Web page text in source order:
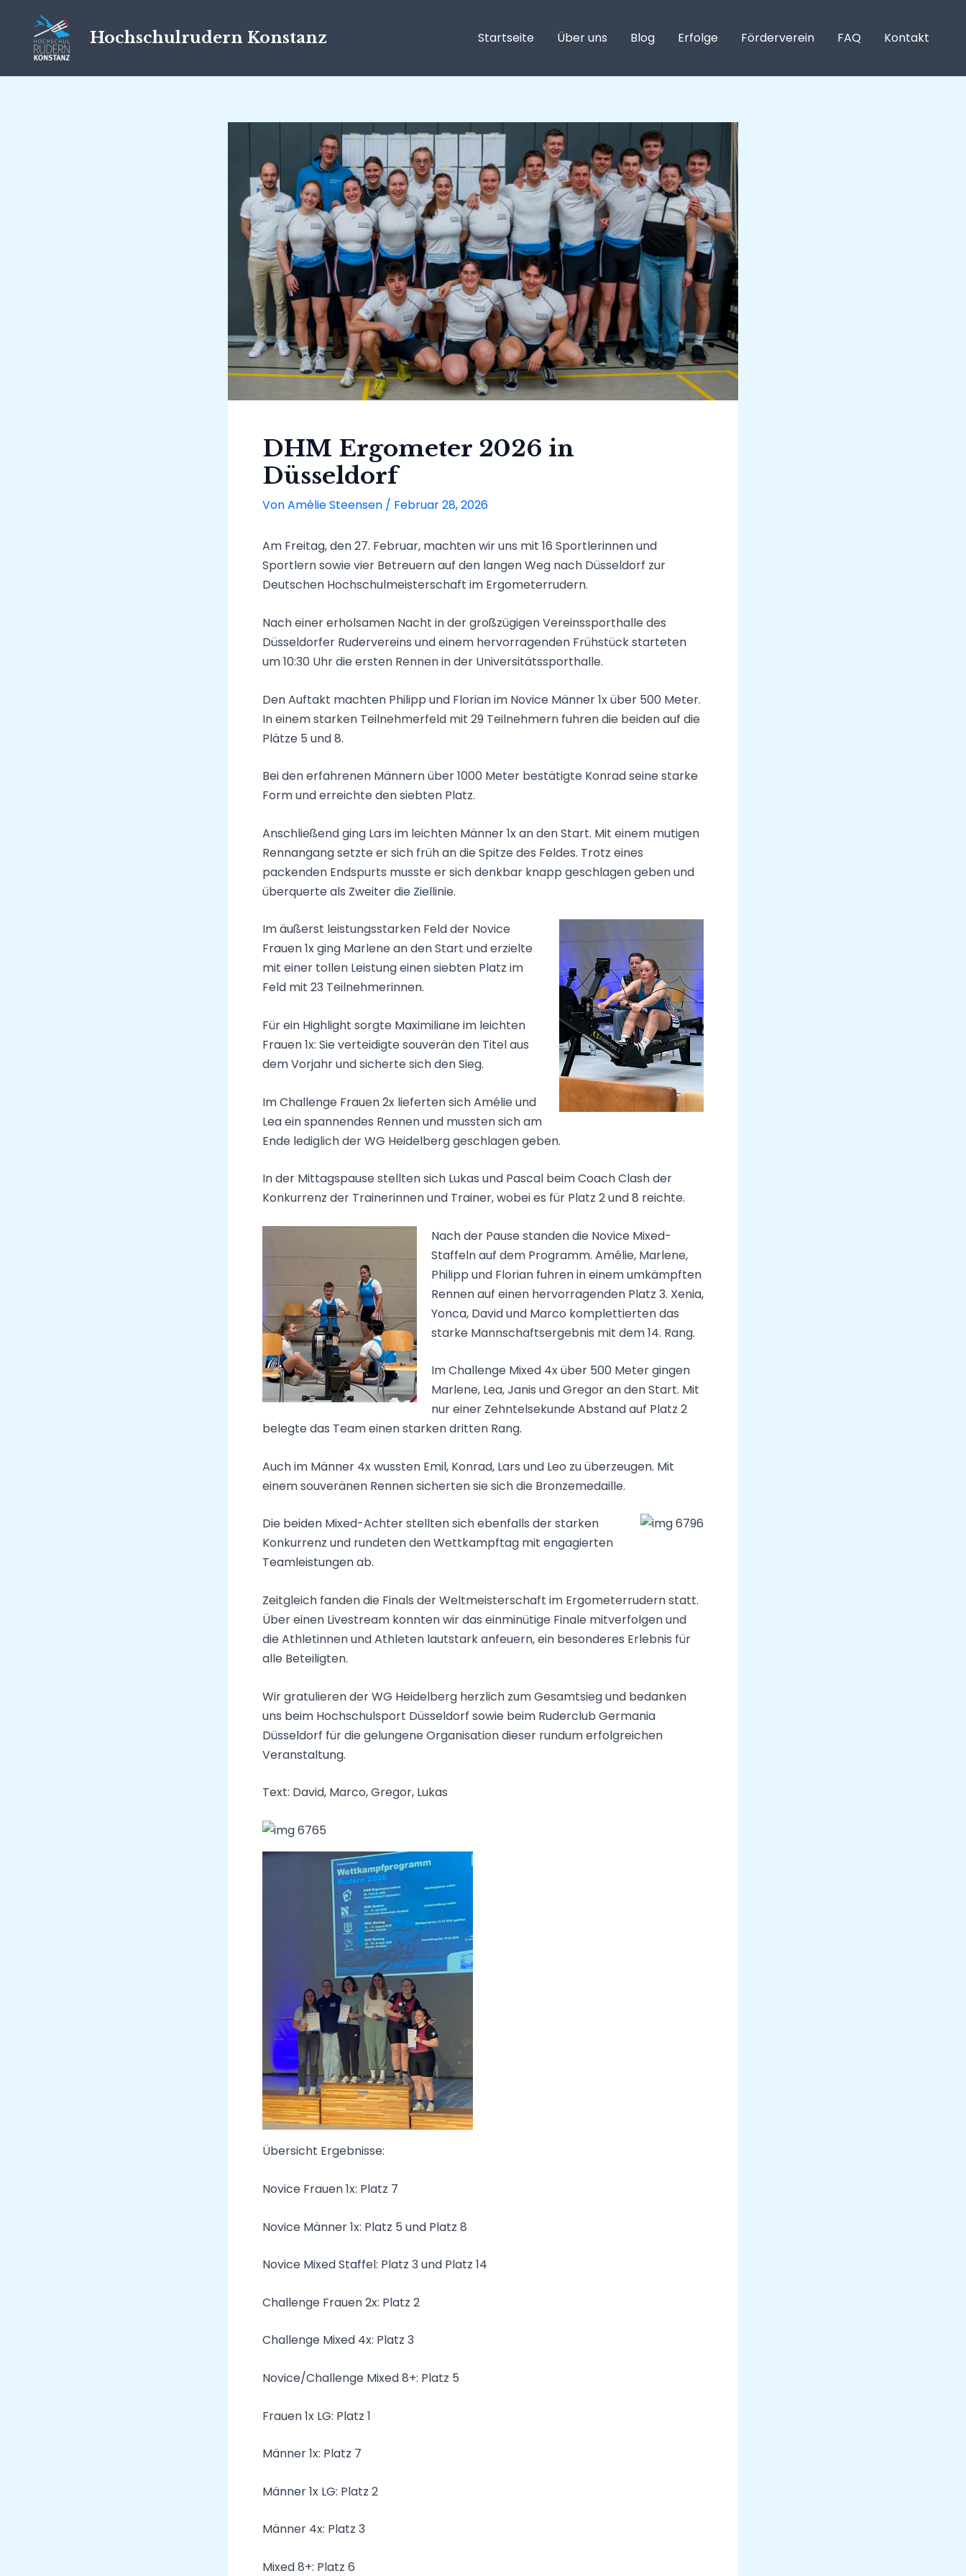
springen
Hochschulrudern Konstanz Startseite Über uns Blog Erfolge Förderverein FAQ Kontakt
DHM Ergometer 2026 in
Düsseldorf
VonAmélie Steensen / Februar 28, 2026
Am Freitag, den 27. Februar, machten wir uns mit 16 Sportlerinnen und
Sportlern sowie vier Betreuern auf den langen Weg nach Düsseldorf zur
Deutschen Hochschulmeisterschaft im Ergometerrudern.
Nach einer erholsamen Nacht in der großzügigen Vereinssporthalle des
Düsseldorfer Rudervereins und einem hervorragenden Frühstück starteten
um 10:30 Uhr die ersten Rennen in der Universitätssporthalle.
Den Auftakt machten Philipp und Florian im Novice Männer 1x über 500 Meter.
In einem starken Teilnehmerfeld mit 29 Teilnehmern fuhren die beiden auf die
Plätze 5 und 8.
Bei den erfahrenen Männern über 1000 Meter bestätigte Konrad seine starke
Form und erreichte den siebten Platz.
Anschließend ging Lars im leichten Männer 1x an den Start. Mit einem mutigen
Rennangang setzte er sich früh an die Spitze des Feldes. Trotz eines
packenden Endspurts musste er sich denkbar knapp geschlagen geben und
überquerte als Zweiter die Ziellinie.
Im äußerst leistungsstarken Feld der Novice
Frauen 1x ging Marlene an den Start und erzielte
mit einer tollen Leistung einen siebten Platz im
Feld mit 23 Teilnehmerinnen.
Für ein Highlight sorgte Maximiliane im leichten
Frauen 1x: Sie verteidigte souverän den Titel aus
dem Vorjahr und sicherte sich den Sieg.
Im Challenge Frauen 2x lieferten sich Amélie und
Lea ein spannendes Rennen und mussten sich am
Ende lediglich der WG Heidelberg geschlagen geben.
In der Mittagspause stellten sich Lukas und Pascal beim Coach Clash der
Konkurrenz der Trainerinnen und Trainer, wobei es für Platz 2 und 8 reichte.
Nach der Pause standen die Novice Mixed-
Staffeln auf dem Programm. Amélie, Marlene,
Philipp und Florian fuhren in einem umkämpften
Rennen auf einen hervorragenden Platz 3. Xenia,
Yonca, David und Marco komplettierten das
starke Mannschaftsergebnis mit dem 14. Rang.
Im Challenge Mixed 4x über 500 Meter gingen
Marlene, Lea, Janis und Gregor an den Start. Mit
nur einer Zehntelsekunde Abstand auf Platz 2
belegte das Team einen starken dritten Rang.
Auch im Männer 4x wussten Emil, Konrad, Lars und Leo zu überzeugen. Mit
einem souveränen Rennen sicherten sie sich die Bronzemedaille.
Die beiden Mixed-Achter stellten sich ebenfalls der starken
Konkurrenz und rundeten den Wettkampftag mit engagierten
Teamleistungen ab.
Zeitgleich fanden die Finals der Weltmeisterschaft im Ergometerrudern statt.
Über einen Livestream konnten wir das einminütige Finale mitverfolgen und
die Athletinnen und Athleten lautstark anfeuern, ein besonderes Erlebnis für
alle Beteiligten.
Wir gratulieren der WG Heidelberg herzlich zum Gesamtsieg und bedanken
uns beim Hochschulsport Düsseldorf sowie beim Ruderclub Germania
Düsseldorf für die gelungene Organisation dieser rundum erfolgreichen
Veranstaltung.
Text: David, Marco, Gregor, Lukas
Übersicht Ergebnisse:
Novice Frauen 1x: Platz 7
Novice Männer 1x: Platz 5 und Platz 8
Novice Mixed Staffel: Platz 3 und Platz 14
Challenge Frauen 2x: Platz 2
Challenge Mixed 4x: Platz 3
Novice/Challenge Mixed 8+: Platz 5
Frauen 1x LG: Platz 1
Männer 1x: Platz 7
Männer 1x LG: Platz 2
Männer 4x: Platz 3
Mixed 8+: Platz 6